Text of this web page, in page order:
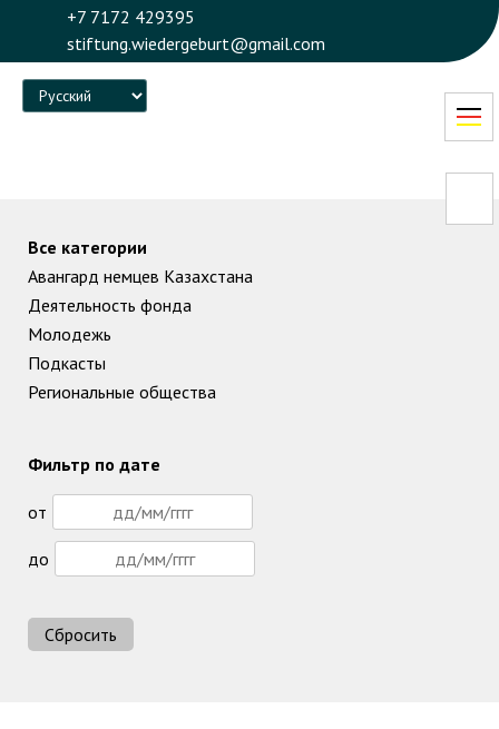
+7 7172 429395
stiftung.wiedergeburt@gmail.com
Language
Все категории
Авангард немцев Казахстана
Деятельность фонда
Молодежь
Подкасты
Региональные общества
Фильтр по дате
от
до
Сбросить